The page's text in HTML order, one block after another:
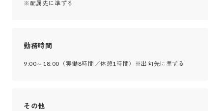
※配属先に準ずる
勤務時間
9:00～18:00（実働8時間／休憩1時間）※出向先に準ずる
その他